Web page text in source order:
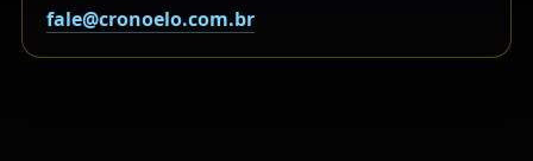
fale@cronoelo.com.br